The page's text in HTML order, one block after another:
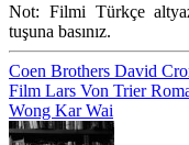
Not: Filmi Türkçe
tuşuna basınız.
Coen Brothers David
Film Lars Von Trier
Wong Kar Wai